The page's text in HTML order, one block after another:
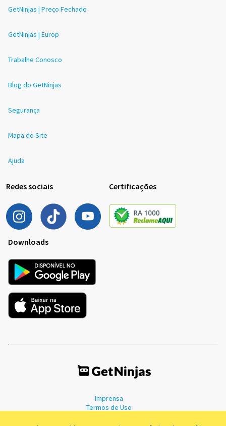
GetNinjas | Preço Fechado
GetNinjas | Europ
Trabalhe Conosco
Blog do GetNinjas
Segurança
Mapa do Site
Ajuda
Redes sociais Certificações
Downloads
Imprensa
Termos de Uso